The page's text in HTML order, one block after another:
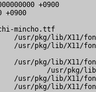
+0900
+0900
mincho.ttf
/usr/pkg/lib/X11/
H      /usr/pkg/lib/X11/
/usr/pkg/lib/X11/
/usr/pkg/
/usr/pkg/lib/X11/
/usr/pkg/lib/X11/